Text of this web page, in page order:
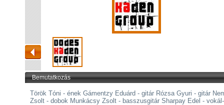
Bemutatkozás
Török Tóni - ének Gámentzy Eduárd - gitár Rózsa Gyuri - gitár
Zsolt - dobok Munkácsy Zsolt - basszusgitár Sharpay Edel -